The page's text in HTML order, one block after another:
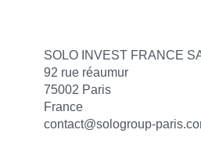
SOLO INVEST FRANCE
92 rue réaumur
75002 Paris
France
contact@sologroup-